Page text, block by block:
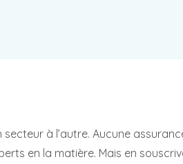
à l’autre. Aucune
en la matière. Mais en